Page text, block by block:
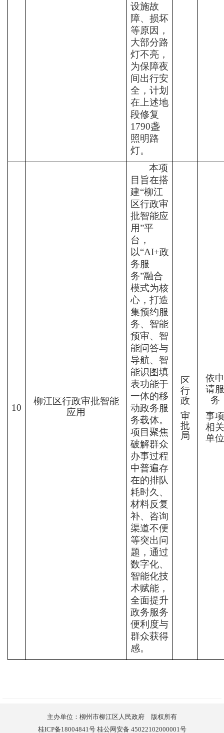
设施故
障、损坏
等原因，
大部分路
灯不亮，
为保障夜
间出行安
全，计划
在上述地
段修复
1790盏
照明路
灯。
10
柳江区行政审批智能
应用
本项
目旨在搭
建“柳江
区行政审
批智能应
用”平
台，
以“AI+政
务服
务”融合
模式为核
心，打造
集预约服
务、智能
预审、智
能问答与
导航、智
能识图填
表功能于
一体的移
动政务服
务载体。
项目聚焦
破解群众
办事过程
中普遍存
在的排队
耗时久、
材料反复
补、咨询
渠道不便
等突出问
题， 通过
数字化、
智能化技
术赋能，
全面提升
政务服务
便利度与
群众获得
感。
区
行
政
审
批
局
依申
请服
务
事项
相关
单位
主办单位：柳州市柳江区人民政府 版权所有
桂ICP备18004841号 桂公网安备 45022102000001号